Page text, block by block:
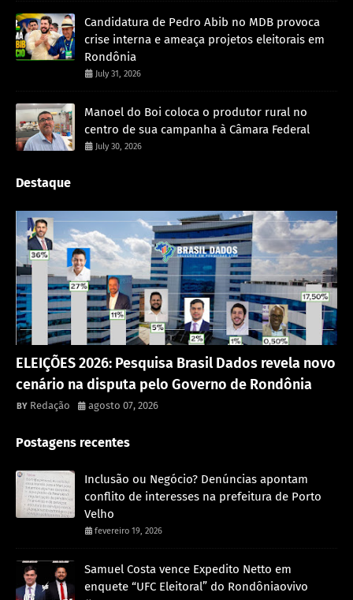
Candidatura de Pedro Abib no MDB provoca
crise interna e ameaça projetos eleitorais em
Rondônia
July 31, 2026
Manoel do Boi coloca o produtor rural no
centro de sua campanha à Câmara Federal
July 30, 2026
Destaque
ELEIÇÕES 2026: Pesquisa Brasil Dados revela novo
cenário na disputa pelo Governo de Rondônia
Redação agosto 07, 2026
Postagens recentes
Inclusão ou Negócio? Denúncias apontam
conflito de interesses na prefeitura de Porto
Velho
fevereiro 19, 2026
Samuel Costa vence Expedito Netto em
enquete “UFC Eleitoral” do Rondôniaovivo